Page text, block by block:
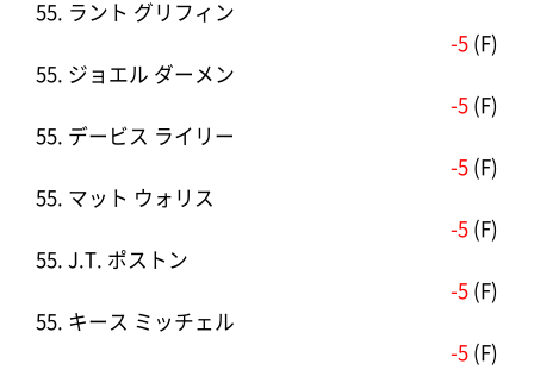
55. ラント グリフィン
-5 (F)
55. ジョエル ダーメン
-5 (F)
55. デービス ライリー
-5 (F)
55. マット ウォリス
-5 (F)
55. J.T. ポストン
-5 (F)
55. キース ミッチェル
-5 (F)